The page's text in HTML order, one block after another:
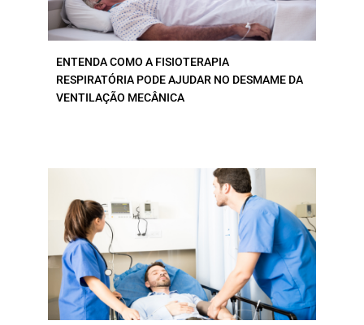
ENTENDA COMO A FISIOTERAPIA
RESPIRATÓRIA PODE AJUDAR NO DESMAME DA
VENTILAÇÃO MECÂNICA